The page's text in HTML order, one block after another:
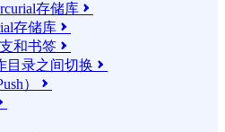
存储库 
存储库 
和书签 
目录之间切换 
） 